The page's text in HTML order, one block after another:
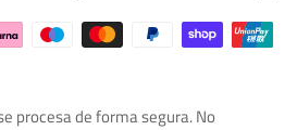
procesa de forma segura. No